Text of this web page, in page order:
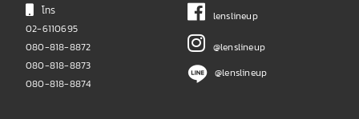
โทร
02-6110695
080-818-8872
080-818-8873
080-818-8874
lenslineup
@lenslineup
@lenslineup